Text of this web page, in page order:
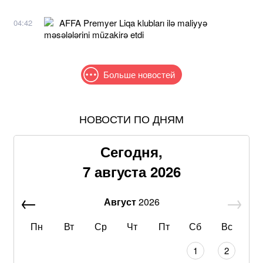
04:42
AFFA Premyer Liqa klubları ilə maliyyə
məsələlərini müzakirə etdi
Больше новостей
Самый полезный десерт для сердца, который легко
Американская модель Алекса Коллинз порадовала
поклонников откровенной фотосессией
В Офисе президента рассказали, рассматривают ли
САП просит назначить Стефанишиной залог в
НОВОСТИ ПО ДНЯМ
Сегодня,
7 августа 2026
Август2026
Пн
Вт Ср Чт Пт Сб Вс
1
2